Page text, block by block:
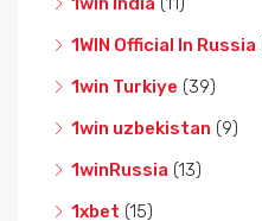
1WIN Official In Russia
1win Turkiye (39)
1win uzbekistan (9)
1winRussia (13)
1xbet (15)